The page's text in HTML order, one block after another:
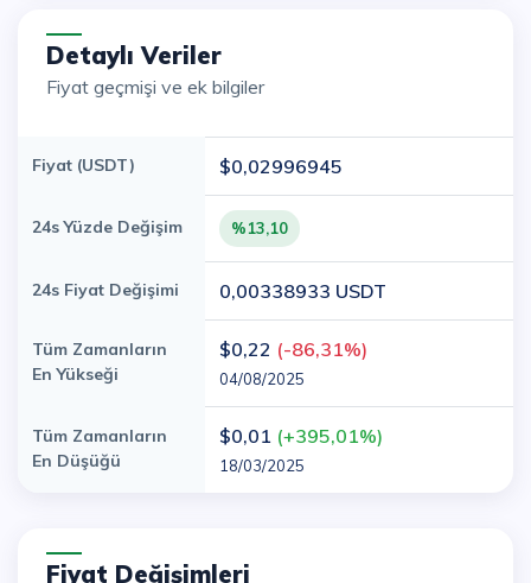
Detaylı Veriler
Fiyat geçmişi ve ek bilgiler
Fiyat (USDT) $0,02996945
24s Yüzde Değişim %13,10
24s Fiyat Değişimi 0,00338933 USDT
Tüm Zamanların
En Yükseği
$0,22 (-86,31%)
04/08/2025
Tüm Zamanların
En Düşüğü
$0,01 (+395,01%)
18/03/2025
Fiyat Değişimleri